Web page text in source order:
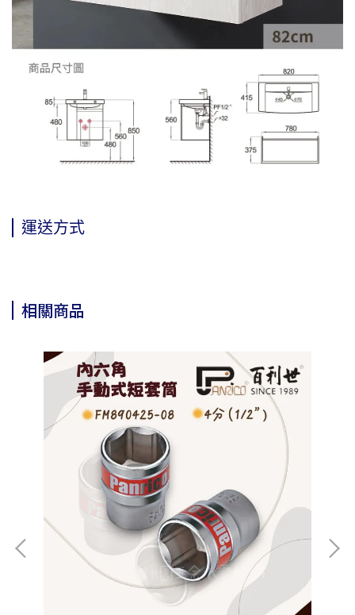
運送方式
相關商品